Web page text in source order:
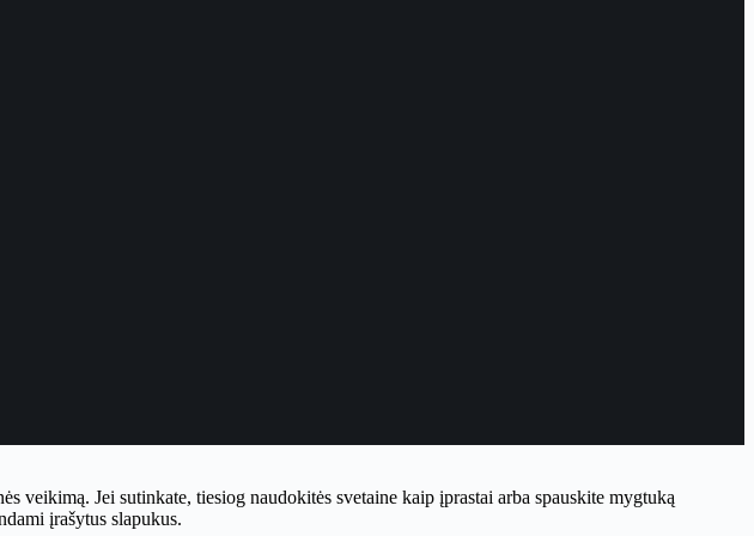
veikimą. Jei sutinkate, tiesiog naudokitės svetaine kaip įprastai arba spauskite mygtuką
įrašytus slapukus.